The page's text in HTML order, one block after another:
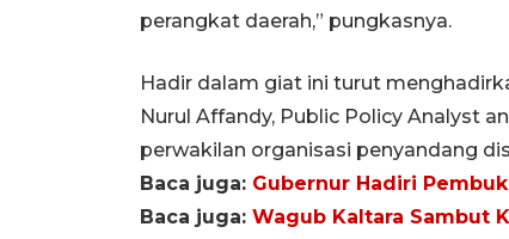
perangkat daerah,” pungkasnya.
Hadir dalam giat ini turut
Nurul Affandy, Public Policy Analyst
perwakilan organisasi penyandang
Baca juga: Gubernur Hadiri
Baca juga: Wagub Kaltara Sambut